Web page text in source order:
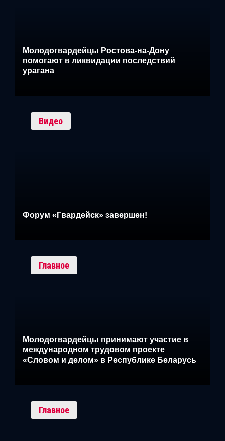
Молодогвардейцы Ростова-на-Дону
помогают в ликвидации последствий
урагана
Видео
Форум «Гвардейск» завершен!
Главное
Молодогвардейцы принимают участие в
международном трудовом проекте
«Словом и делом» в Республике Беларусь
Главное